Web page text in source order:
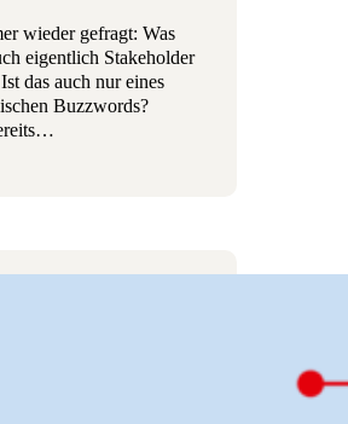
wieder gefragt: Was
eigentlich Stakeholder
das auch nur eines
Buzzwords?